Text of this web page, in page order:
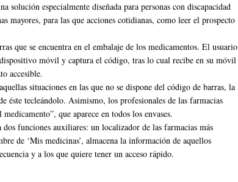
solución especialmente diseñada para personas con discapacidad
mayores, para las que acciones cotidianas, como leer el prospecto
que se encuentra en el embalaje de los medicamentos. El usuario
móvil y captura el código, tras lo cual recibe en su móvil
accesible.
situaciones en las que no se dispone del código de barras, la
tecleándolo. Asimismo, los profesionales de las farmacias
que aparece en todos los envases.
funciones auxiliares: un localizador de las farmacias más
de ‘Mis medicinas’, almacena la información de aquellos
y a los que quiere tener un acceso rápido.